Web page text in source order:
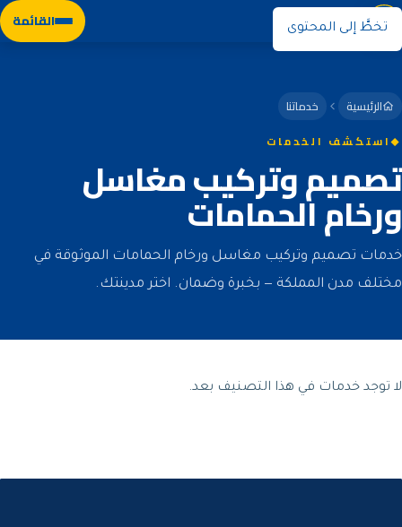
تخطَّ إلى المحتوى القائمة نوران
الرئيسية خدماتنا
استكشف الخدمات
تصميم وتركيب مغاسل
ورخام الحمامات
خدمات تصميم وتركيب مغاسل ورخام الحمامات الموثوقة في
مختلف مدن المملكة — بخبرة وضمان. اختر مدينتك.
لا توجد خدمات في هذا التصنيف بعد.